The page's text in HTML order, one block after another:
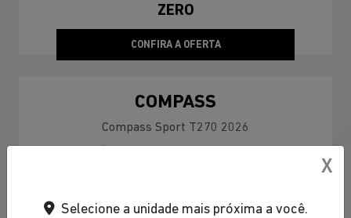
ZERO
CONFIRA A OFERTA
COMPASS
Compass Sport T270 2026
X
Selecione a unidade mais próxima a você.